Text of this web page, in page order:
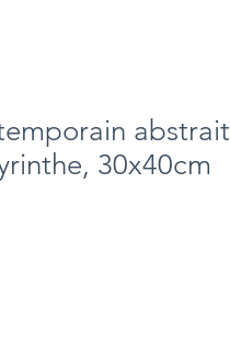
abstrait
30x40cm